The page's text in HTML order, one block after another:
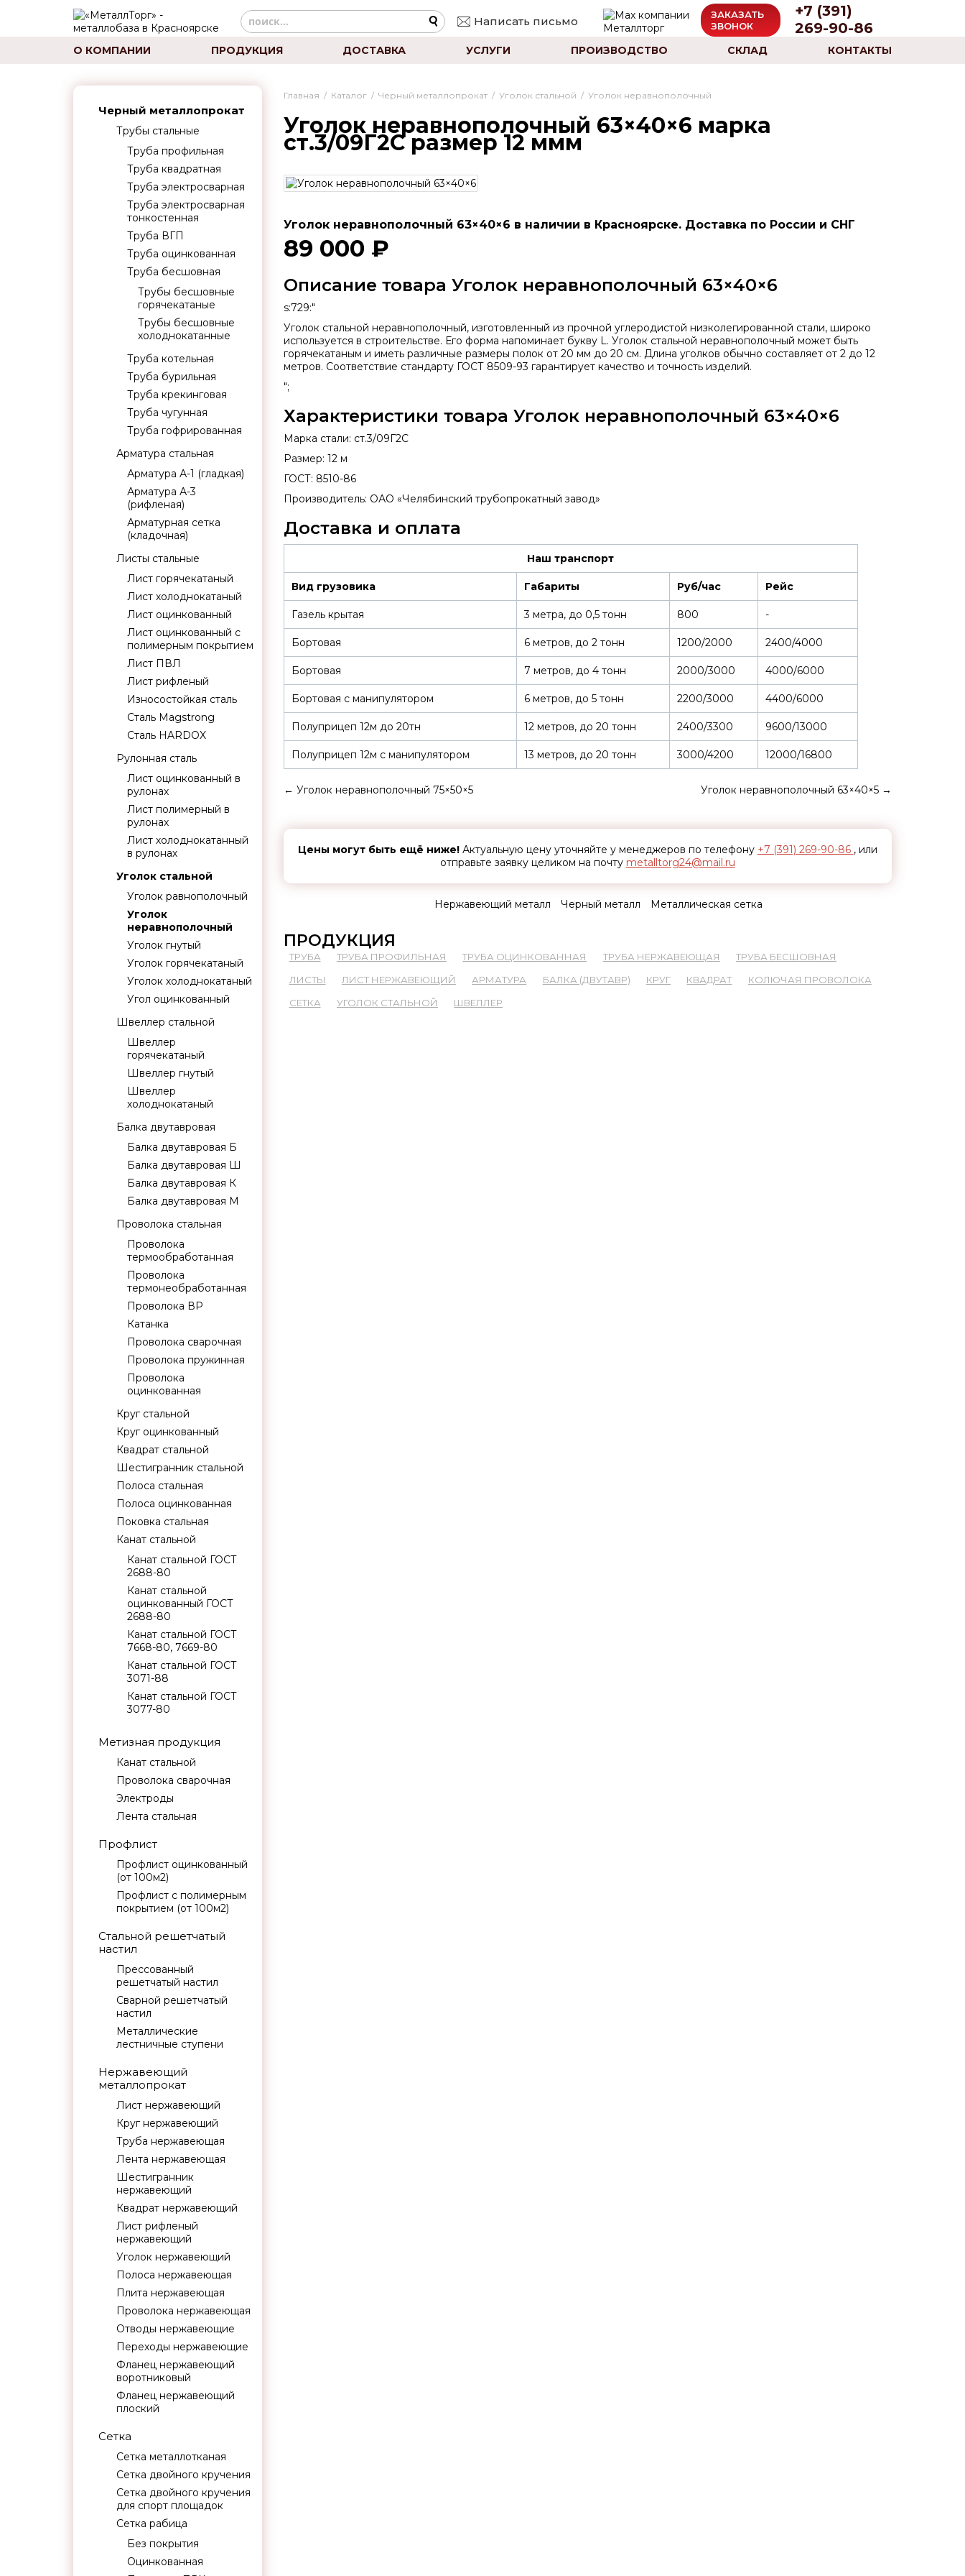
Написать письмо
ЗАКАЗАТЬ
ЗВОНОК
+7 (391)
269-90-86
О КОМПАНИИ ПРОДУКЦИЯ ДОСТАВКА УСЛУГИ ПРОИЗВОДСТВО СКЛАД КОНТАКТЫ
Черный металлопрокат
Трубы стальные
Труба профильная
Труба квадратная
Труба электросварная
Труба электросварная
тонкостенная
Труба ВГП
Труба оцинкованная
Труба бесшовная
Трубы бесшовные
горячекатаные
Трубы бесшовные
холоднокатанные
Труба котельная
Труба бурильная
Труба крекинговая
Труба чугунная
Труба гофрированная
Арматура стальная
Арматура А-1 (гладкая)
Арматура А-3
(рифленая)
Арматурная сетка
(кладочная)
Листы стальные
Лист горячекатаный
Лист холоднокатаный
Лист оцинкованный
Лист оцинкованный с
полимерным покрытием
Лист ПВЛ
Лист рифленый
Износостойкая сталь
Сталь Magstrong
Сталь HARDOX
Рулонная сталь
Лист оцинкованный в
рулонах
Лист полимерный в
рулонах
Лист холоднокатанный
в рулонах
Уголок стальной
Уголок равнополочный
Уголок
неравнополочный
Уголок гнутый
Уголок горячекатаный
Уголок холоднокатаный
Угол оцинкованный
Швеллер стальной
Швеллер
горячекатаный
Швеллер гнутый
Швеллер
холоднокатаный
Балка двутавровая
Балка двутавровая Б
Балка двутавровая Ш
Балка двутавровая К
Балка двутавровая М
Проволока стальная
Проволока
термообработанная
Проволока
термонеобработанная
Проволока ВР
Катанка
Проволока сварочная
Проволока пружинная
Проволока
оцинкованная
Круг стальной
Круг оцинкованный
Квадрат стальной
Шестигранник стальной
Полоса стальная
Полоса оцинкованная
Поковка стальная
Канат стальной
Канат стальной ГОСТ
2688-80
Канат стальной
оцинкованный ГОСТ
2688-80
Канат стальной ГОСТ
7668-80, 7669-80
Канат стальной ГОСТ
3071-88
Канат стальной ГОСТ
3077-80
Метизная продукция
Канат стальной
Проволока сварочная
Электроды
Лента стальная
Профлист
Профлист оцинкованный
(от 100м2)
Профлист с полимерным
покрытием (от 100м2)
Стальной решетчатый
настил
Прессованный
решетчатый настил
Сварной решетчатый
настил
Металлические
лестничные ступени
Нержавеющий
металлопрокат
Лист нержавеющий
Круг нержавеющий
Труба нержавеющая
Лента нержавеющая
Шестигранник
нержавеющий
Квадрат нержавеющий
Лист рифленый
нержавеющий
Уголок нержавеющий
Полоса нержавеющая
Плита нержавеющая
Проволока нержавеющая
Отводы нержавеющие
Переходы нержавеющие
Фланец нержавеющий
воротниковый
Фланец нержавеющий
плоский
Сетка
Сетка металлотканая
Сетка двойного кручения
Сетка двойного кручения
для спорт площадок
Сетка рабица
Без покрытия
Оцинкованная
Главная / Каталог / Черный металлопрокат / Уголок стальной / Уголок неравнополочный
Уголок неравнополочный 63×40×6 марка
ст.3/09Г2С размер 12 ммм
Уголок неравнополочный 63×40×6 в наличии в Красноярске. Доставка по России и СНГ
89 000 ₽
Описание товара Уголок неравнополочный 63×40×6
s:729:"
Уголок стальной неравнополочный, изготовленный из прочной углеродистой низколегированной стали, широко
используется в строительстве. Его форма напоминает букву L. Уголок стальной неравнополочный может быть
горячекатаным и иметь различные размеры полок от 20 мм до 20 см. Длина уголков обычно составляет от 2 до 12
метров. Соответствие стандарту ГОСТ 8509-93 гарантирует качество и точность изделий.
";
Характеристики товара Уголок неравнополочный 63×40×6
Марка стали: ст.3/09Г2С
Размер: 12 м
ГОСТ: 8510-86
Производитель: ОАО «Челябинский трубопрокатный завод»
Доставка и оплата
Наш транспорт
Вид грузовика Габариты Руб/час Рейс
Газель крытая 3 метра, до 0,5 тонн 800 -
Бортовая 6 метров, до 2 тонн 1200/2000 2400/4000
Бортовая 7 метров, до 4 тонн 2000/3000 4000/6000
Бортовая с манипулятором 6 метров, до 5 тонн 2200/3000 4400/6000
Полуприцеп 12м до 20тн 12 метров, до 20 тонн 2400/3300 9600/13000
Полуприцеп 12м с манипулятором 13 метров, до 20 тонн 3000/4200 12000/16800
← Уголок неравнополочный 75×50×5 Уголок неравнополочный 63×40×5 →
Цены могут быть ещё ниже!Актуальную цену уточняйте у менеджеров по телефону +7 (391) 269-90-86 , или
отправьте заявку целиком на почту metalltorg24@mail.ru
Нержавеющий металл Черный металл Металлическая сетка
ПРОДУКЦИЯ
ТРУБА ТРУБА ПРОФИЛЬНАЯ ТРУБА ОЦИНКОВАННАЯ ТРУБА НЕРЖАВЕЮЩАЯ
ТРУБА БЕСШОВНАЯ
ЛИСТЫ
ЛИСТ НЕРЖАВЕЮЩИЙ АРМАТУРА БАЛКА (ДВУТАВР) КРУГ КВАДРАТ
КОЛЮЧАЯ ПРОВОЛОКА
СЕТКА
УГОЛОК СТАЛЬНОЙ ШВЕЛЛЕР